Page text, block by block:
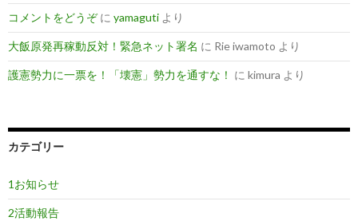
コメントをどうぞに yamaguti より
大飯原発再稼動反対！緊急ネット署名 に Rie iwamoto より
護憲勢力に一票を！「壊憲」勢力を通すな！ に kimura より
カテゴリー
1お知らせ
2活動報告